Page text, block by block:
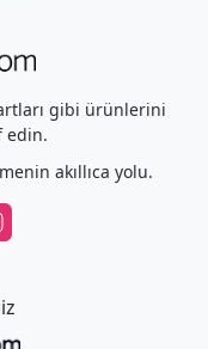
gibi ürünlerini
edin.
akıllıca yolu.